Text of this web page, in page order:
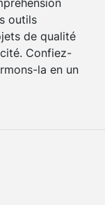
outils
de qualité
Confiez-
la en un